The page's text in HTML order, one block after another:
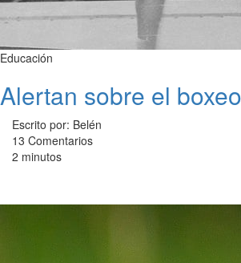
Educación
Alertan sobre el
Escrito por: Belén
13 Comentarios
2 minutos